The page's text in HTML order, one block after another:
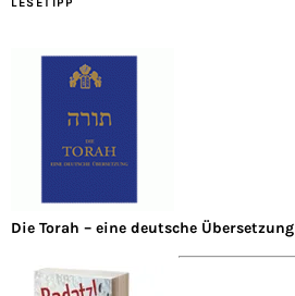
Die Torah – eine deutsche Übersetzung